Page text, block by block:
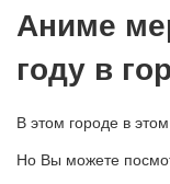
Аниме
году в
В этом городе в
Но Вы можете